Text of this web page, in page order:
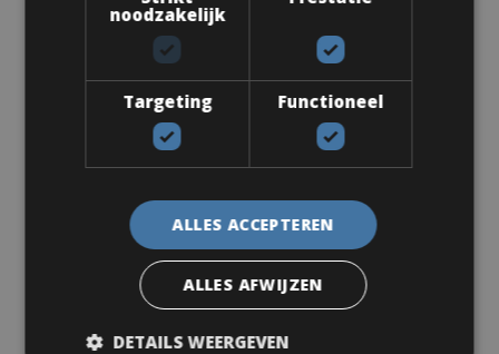
Look Keo
€ 0
noodzakelijk
Targeting Functioneel
ALLES ACCEPTEREN
ALLES AFWIJZEN
DETAILS WEERGEVEN